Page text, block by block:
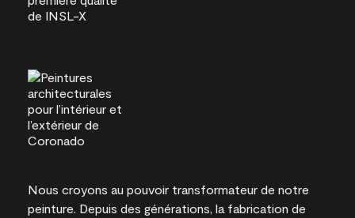
Nous croyons au pouvoir transformateur de notre
peinture. Depuis des générations, la fabrication de